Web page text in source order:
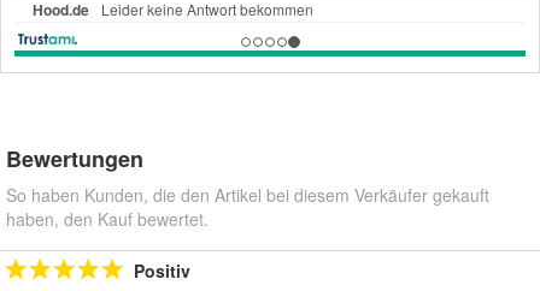
Bewertungen
So haben Kunden, die den Artikel bei diesem Verkäufer gekauft
haben, den Kauf bewertet.
Positiv